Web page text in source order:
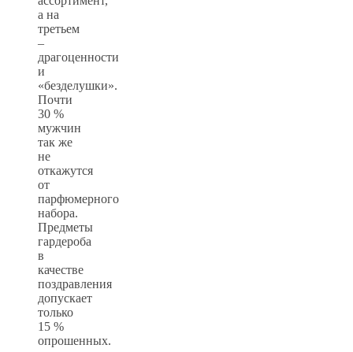
а на
третьем
–
драгоценности
и
«безделушки».
Почти
30 %
мужчин
так же
не
откажутся
от
парфюмерного
набора.
Предметы
гардероба
в
качестве
поздравления
допускает
только
15 %
опрошенных.